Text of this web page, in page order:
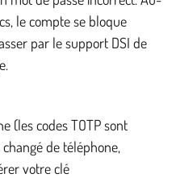
le compte se bloque
par le support DSI de
(les codes TOTP sont
de téléphone,
votre clé